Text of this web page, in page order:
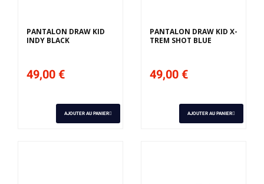
PANTALON DRAW KID
INDY BLACK
49,00 €
AJOUTER AU PANIER
PANTALON DRAW KID X-
TREM SHOT BLUE
49,00 €
AJOUTER AU PANIER